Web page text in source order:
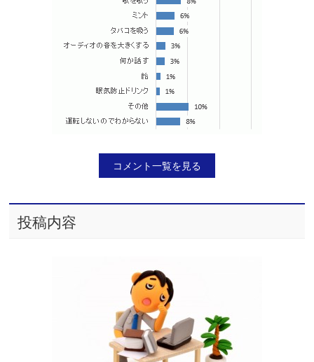
コメント一覧を見る
投稿内容